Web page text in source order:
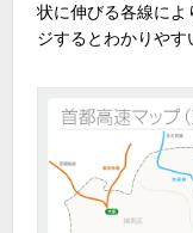
状に伸びる各線に
ジするとわかりやす